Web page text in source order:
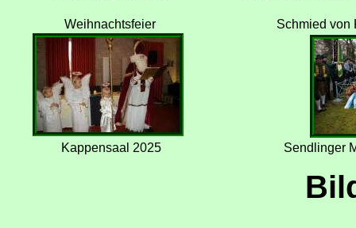
Weihnachtsfeier Schmied von
Kappensaal 2025 Sendlinger